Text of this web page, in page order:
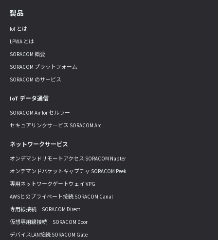
製品
IoT とは
LPWA とは
SORACOM 概要
SORACOM プラットフォーム
SORACOM のサービス
IoT データ通信
SORACOM Air for セルラー
セキュアリンクサービス SORACOM Arc
ネットワークサービス
オンデマンドリモートアクセス SORACOM Napter
オンデマンドパケットキャプチャ SORACOM Peek
専用ネットワークゲートウェイ VPG
AWSとのプライベート接続 SORACOM Canal
専用線接続 SORACOM Direct
仮想専用線接続 SORACOM Door
デバイスLAN接続 SORACOM Gate